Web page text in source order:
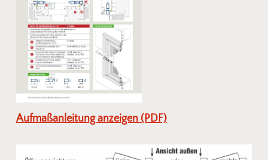
Aufmaßanleitung anzeigen (PDF)